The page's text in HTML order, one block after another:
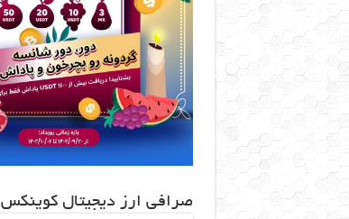
صرافی ارز دیجیتال کوینکس